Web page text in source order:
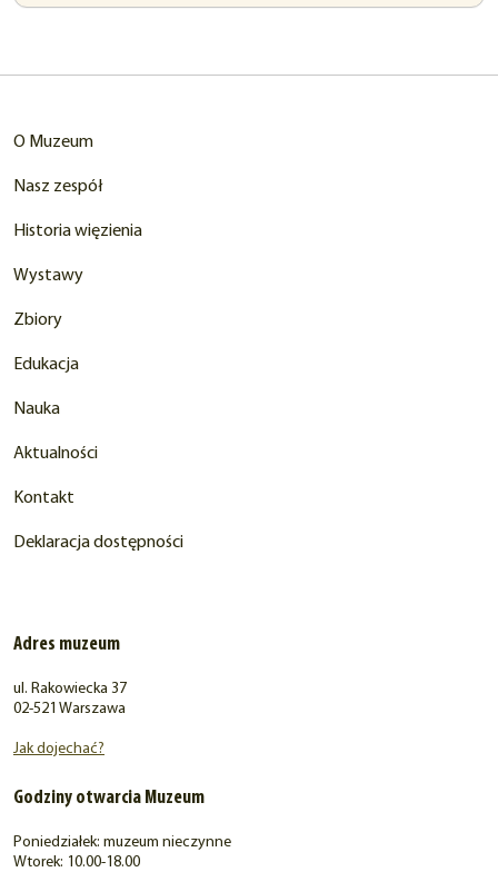
O Muzeum
Nasz zespół
Historia więzienia
Wystawy
Zbiory
Edukacja
Nauka
Aktualności
Kontakt
Deklaracja dostępności
Adres muzeum
ul. Rakowiecka 37
02-521 Warszawa
Jak dojechać?
Godziny otwarcia Muzeum
Poniedziałek: muzeum nieczynne
Wtorek: 10.00-18.00